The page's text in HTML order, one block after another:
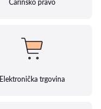
Carinsko pravo
Elektronička trgovina